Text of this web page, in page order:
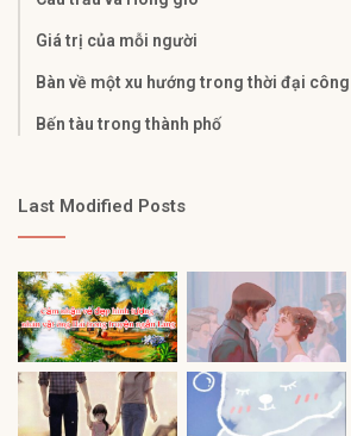
Giá trị của mỗi người
Bàn về một xu hướng trong thời đại
Bến tàu trong thành phố
Last Modified Posts